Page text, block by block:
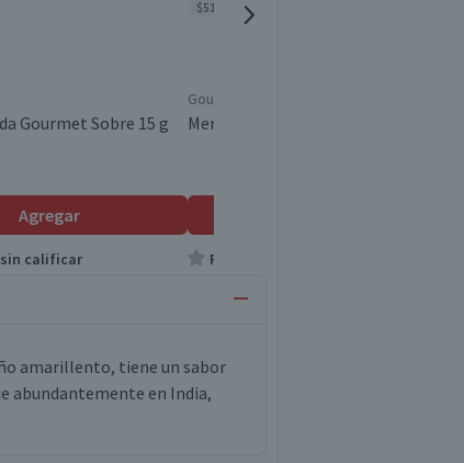
Gourmet Sobre 15 g
Agregar
calificar
$510 x un
Gourmet
Merquén Gourmet Sobre 15 g
Producto sin calificar
amarillento, tiene un sabor
abundantemente en India,